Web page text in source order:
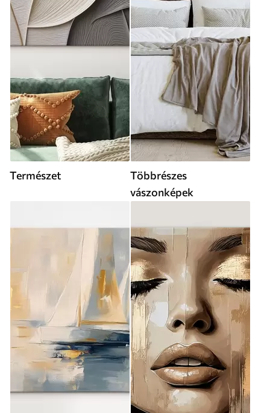
Természet
Többrészes
vászonképek